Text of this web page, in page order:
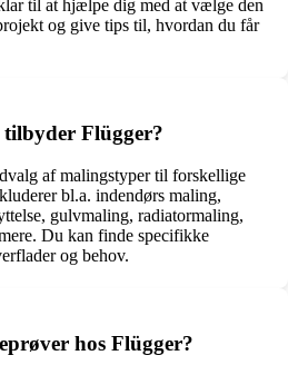
til at hjælpe dig med at vælge den
og give tips til, hvordan du får
Flügger?
af malingstyper til forskellige
bl.a. indendørs maling,
gulvmaling, radiatormaling,
Du kan finde specifikke
og behov.
hos Flügger?